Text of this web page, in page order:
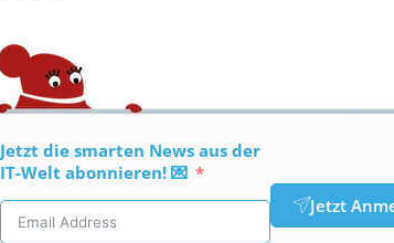
Jetzt die smarten News aus der
IT-Welt abonnieren! 💌
Jetzt